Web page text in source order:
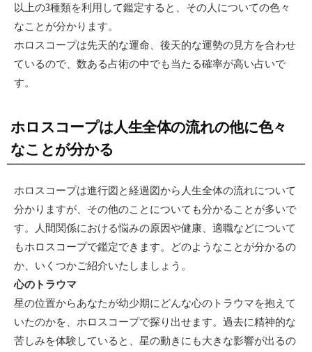
以上の3種類を利用して鑑定すると、その人についての色々
なことが分かります。
ホロスコープは先天的な運命、後天的な運勢の見方を合わせ
ているので、数ある占術の中でも当たる確率が高い占いで
す。
ホロスコープは人生全体の流れの他に色々
なことが分かる
ホロスコープは進行図と経過図から人生全体の流れについて
分かりますが、その他のことについても分かることが多いで
す。人間関係における悩みの原因や健康、適職などについて
もホロスコープで鑑定できます。どのようなことが分かるの
か、いくつかご紹介いたしましょう。
心のトラウマ
星の位置からあなたが幼少期にどんな心のトラウマを抱えて
いたのかを、ホロスコープで探り出せます。過去に精神的な
苦しみを体験していると、星の動きにも大きな影響が出るの